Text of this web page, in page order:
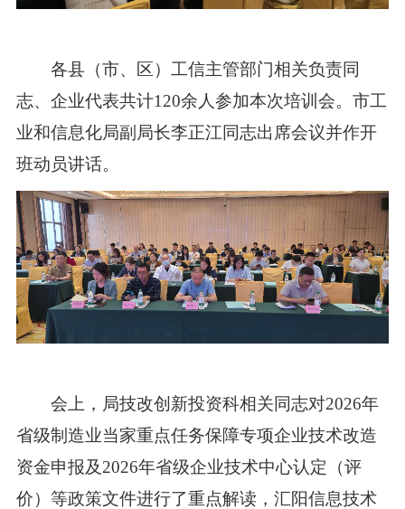
各县（市、区）工信主管部门相关负责同
志、企业代表共计120余人参加本次培训会。市工
业和信息化局副局长李正江同志出席会议并作开
班动员讲话。
会上，局技改创新投资科相关同志对2026年
省级制造业当家重点任务保障专项企业技术改造
资金申报及2026年省级企业技术中心认定（评
价）等政策文件进行了重点解读，汇阳信息技术